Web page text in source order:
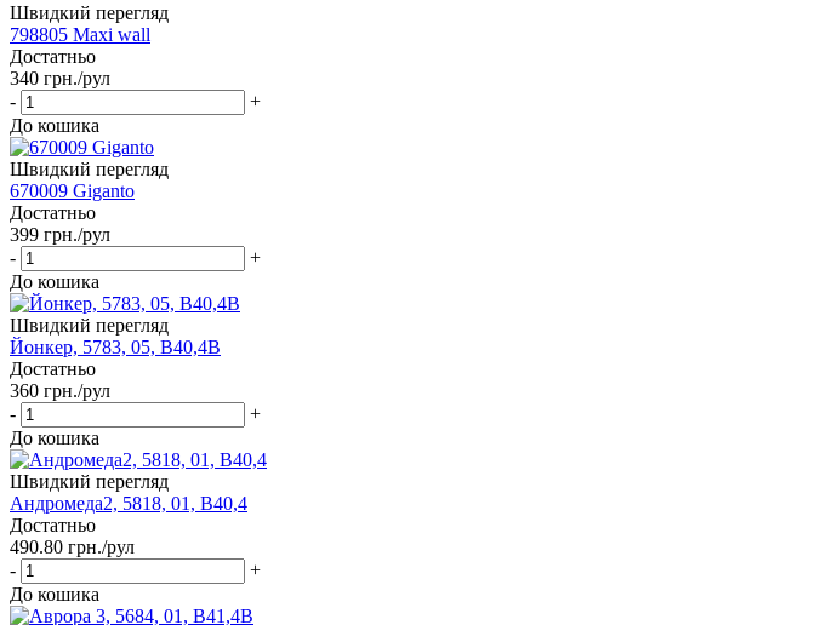
Швидкий перегляд
798805 Maxi wall
Достатньо
340 грн./рул
-
+
До кошика
Швидкий перегляд
670009 Giganto
Достатньо
399 грн./рул
-
+
До кошика
Швидкий перегляд
Йонкер, 5783, 05, В40,4В
Достатньо
360 грн./рул
-
+
До кошика
Швидкий перегляд
Андромеда2, 5818, 01, В40,4
Достатньо
490.80 грн./рул
-
+
До кошика